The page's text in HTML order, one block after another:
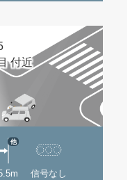
付近
他
信号なし